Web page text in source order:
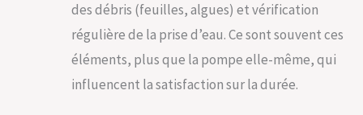
des débris (feuilles, algues) et vérification
régulière de la prise d’eau. Ce sont souvent ces
éléments, plus que la pompe elle-même, qui
influencent la satisfaction sur la durée.